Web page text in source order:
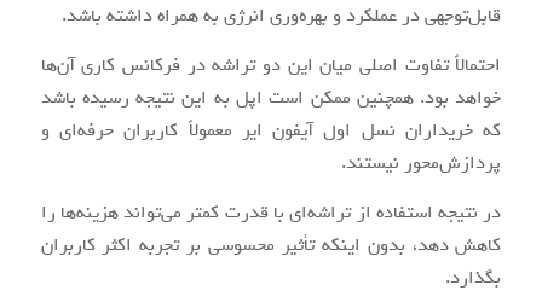
قابل‌توجهی در عملکرد و بهره‌وری انرژی به همراه داشته باشد.
احتمالاً تفاوت اصلی میان این دو تراشه در فرکانس کاری آن‌ها
خواهد بود. همچنین ممکن است اپل به این نتیجه رسیده باشد
که خریداران نسل اول آیفون ایر معمولاً کاربران حرفه‌ای و
پردازش‌محور نیستند.
در نتیجه استفاده از تراشه‌ای با قدرت کمتر می‌تواند هزینه‌ها را
کاهش دهد، بدون اینکه تأثیر محسوسی بر تجربه اکثر کاربران
بگذارد.